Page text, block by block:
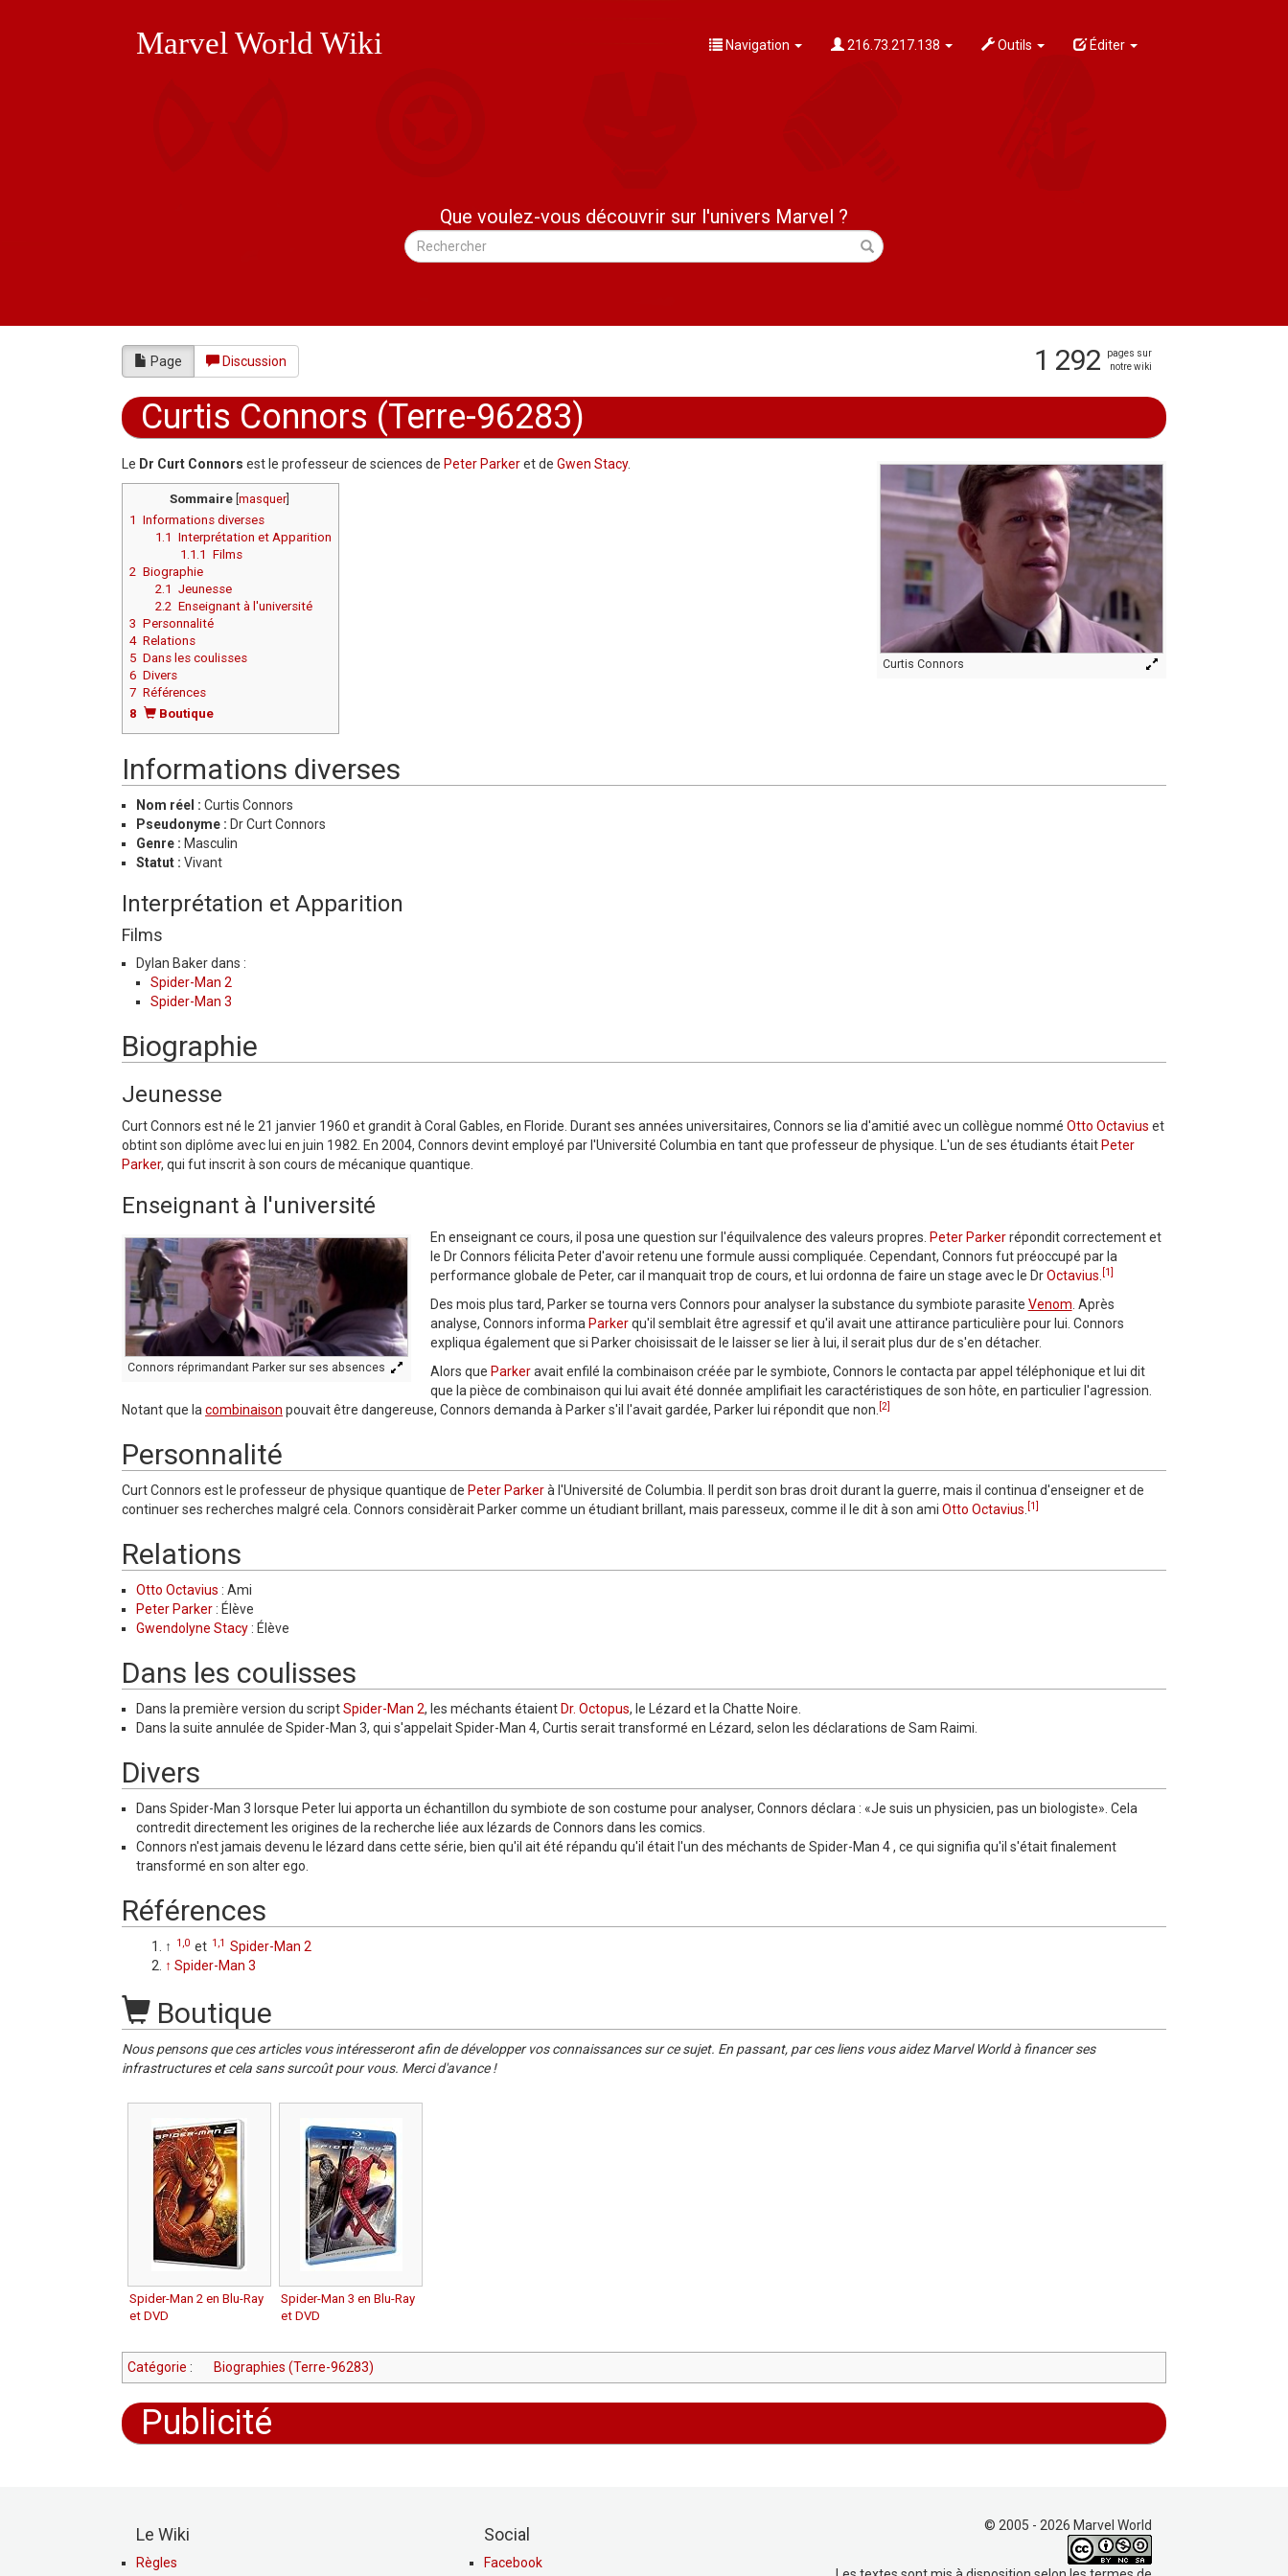
Marvel World Wiki Navigation 216.73.217.138 Outils Éditer
Que voulez-vous découvrir sur l'univers Marvel ?
Page Discussion 1 292
pages sur
notre wiki
Curtis Connors (Terre-96283)
Curtis Connors
Le Dr Curt Connors est le professeur de sciences de Peter Parkeret de Gwen Stacy.
Sommaire[ masquer]
1 Informations diverses
1.1 Interprétation et Apparition
1.1.1
Films
2 Biographie
2.1 Jeunesse
2.2 Enseignant à l'université
3 Personnalité
4 Relations
5 Dans les coulisses
6 Divers
7 Références
8
Boutique
Informations diverses
Nom réel : Curtis Connors
Pseudonyme : Dr Curt Connors
Genre : Masculin
Statut : Vivant
Interprétation et Apparition
Films
Dylan Baker dans :
Spider-Man 2
Spider-Man 3
Biographie
Jeunesse
Curt Connors est né le 21 janvier 1960 et grandit à Coral Gables, en Floride. Durant ses années universitaires, Connors se lia d'amitié avec un collègue nommé Otto Octavius ​​et
obtint son diplôme avec lui en juin 1982. En 2004, Connors devint employé par l'Université Columbia en tant que professeur de physique. L'un de ses étudiants était Peter
Parker, qui fut inscrit à son cours de mécanique quantique.
Enseignant à l'université
Connors réprimandant Parker sur ses absences
En enseignant ce cours, il posa une question sur l'équilvalence des valeurs propres. Peter Parkerrépondit correctement et
le Dr Connors félicita Peter d'avoir retenu une formule aussi compliquée. Cependant, Connors fut préoccupé par la
performance globale de Peter, car il manquait trop de cours, et lui ordonna de faire un stage avec le DrOctavius. [1]
Des mois plus tard, Parker se tourna vers Connors pour analyser la substance du symbiote parasite Venom. Après
analyse, Connors informa Parkerqu'il semblait être agressif et qu'il avait une attirance particulière pour lui. Connors
expliqua également que si Parker choisissait de le laisser se lier à lui, il serait plus dur de s'en détacher.
Alors que Parkeravait enfilé la combinaison créée par le symbiote, Connors le contacta par appel téléphonique et lui dit
que la pièce de combinaison qui lui avait été donnée amplifiait les caractéristiques de son hôte, en particulier l'agression.
Notant que lacombinaison pouvait être dangereuse, Connors demanda à Parker s'il l'avait gardée, Parker lui répondit que non. [2]
Personnalité
Curt Connors est le professeur de physique quantique de Peter Parkerà l'Université de Columbia. Il perdit son bras droit durant la guerre, mais il continua d'enseigner et de
continuer ses recherches malgré cela. Connors considèrait Parker comme un étudiant brillant, mais paresseux, comme il le dit à son ami Otto Octavius. [1]
Relations
Otto Octavius : Ami
Peter Parker : Élève
Gwendolyne Stacy : Élève
Dans les coulisses
Dans la première version du scriptSpider-Man 2, les méchants étaient Dr. Octopus, le Lézard et la Chatte Noire.
Dans la suite annulée de Spider-Man 3, qui s'appelait Spider-Man 4, Curtis serait transformé en Lézard, selon les déclarations de Sam Raimi.
Divers
Dans Spider-Man 3 lorsque Peter lui apporta un échantillon du symbiote de son costume pour analyser, Connors déclara : «Je suis un physicien, pas un biologiste». Cela
contredit directement les origines de la recherche liée aux lézards de Connors dans les comics.
Connors n'est jamais devenu le lézard dans cette série, bien qu'il ait été répandu qu'il était l'un des méchants de Spider-Man 4 , ce qui signifia qu'il s'était finalement
transformé en son alter ego.
Références
↑ 1,0 et 1,1 Spider-Man 2
↑ Spider-Man 3
Boutique
Nous pensons que ces articles vous intéresseront afin de développer vos connaissances sur ce sujet. En passant, par ces liens vous aidez Marvel World à financer ses
infrastructures et cela sans surcoût pour vous. Merci d'avance !
Spider-Man 2 en Blu-Ray
et DVD
Spider-Man 3 en Blu-Ray
et DVD
Catégorie : Biographies (Terre-96283)
Publicité
Le Wiki
Règles
Social
Facebook
© 2005 - 2026 Marvel World